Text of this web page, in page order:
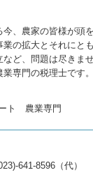
、農家の皆様が頭
の拡大とそれにと
ど、問題は尽きませ
専門の税理士です。